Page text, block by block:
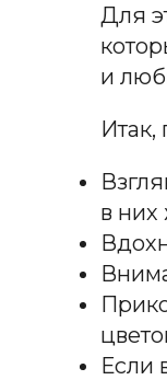
Для
и
Итак,
в них
Если